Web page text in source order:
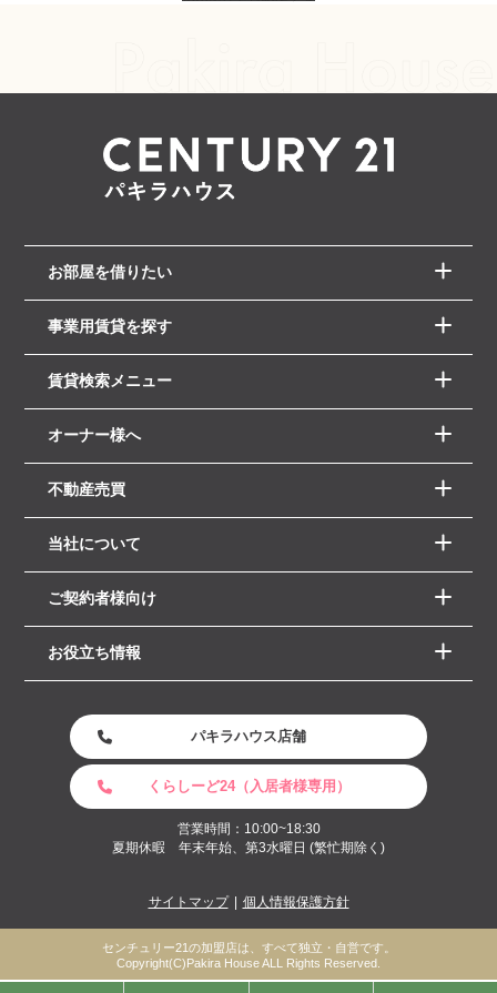
お部屋を借りたい
事業用賃貸を探す
賃貸検索メニュー
オーナー様へ
不動産売買
当社について
ご契約者様向け
お役立ち情報
パキラハウス店舗
くらしーど24（入居者様専用）
営業時間：10:00~18:30
夏期休暇 年末年始、第3水曜日 (繁忙期除く)
サイトマップ 個人情報保護方針
センチュリー21の加盟店は、すべて独立・自営です。
Copyright(C)Pakira House ALL Rights Reserved.